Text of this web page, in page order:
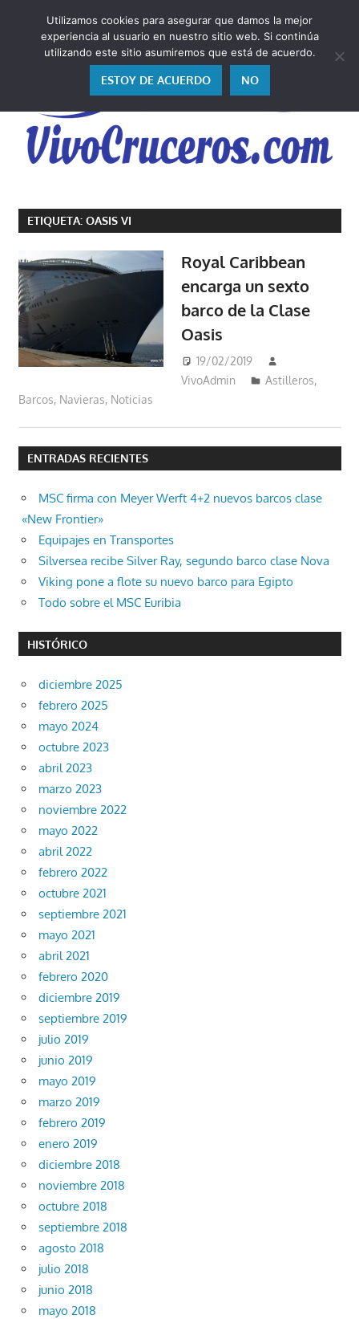
contenido
cruceros
como
los
vivo,
los
cuento
ETIQUETA: OASIS VI
Royal Caribbean
encarga un sexto
barco de la Clase
Oasis
19/02/2019
VivoAdmin
Astilleros,
Barcos, Navieras, Noticias
ENTRADAS RECIENTES
MSC firma con Meyer Werft 4+2 nuevos barcos clase
«New Frontier»
Equipajes en Transportes
Silversea recibe Silver Ray, segundo barco clase Nova
Viking pone a flote su nuevo barco para Egipto
Todo sobre el MSC Euribia
HISTÓRICO
diciembre 2025
febrero 2025
mayo 2024
octubre 2023
abril 2023
marzo 2023
noviembre 2022
mayo 2022
abril 2022
febrero 2022
octubre 2021
septiembre 2021
mayo 2021
abril 2021
febrero 2020
diciembre 2019
septiembre 2019
julio 2019
junio 2019
mayo 2019
marzo 2019
febrero 2019
enero 2019
diciembre 2018
noviembre 2018
octubre 2018
septiembre 2018
agosto 2018
julio 2018
junio 2018
mayo 2018
Utilizamos cookies para asegurar que damos la mejor
experiencia al usuario en nuestro sitio web. Si continúa
utilizando este sitio asumiremos que está de acuerdo.
ESTOY DE ACUERDO NO